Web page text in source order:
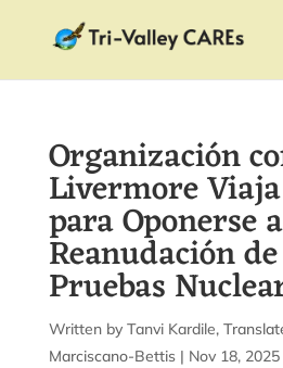
Organización
Livermore
para Oponerse
Reanudación
Pruebas
by
Tanvi Kardile
| Nov 18, 2025